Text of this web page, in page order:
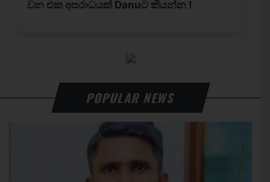
POPULAR NEWS